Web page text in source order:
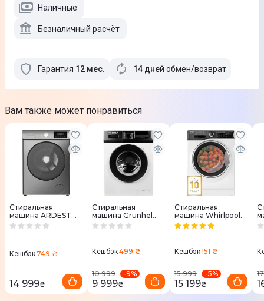
Наличные
Безналичный расчёт
Гарантия 12 мес. 14 дней обмен/возврат
Вам также может понравиться
Стиральная
машина ARDESTO
WMW-8103DGBD
Кешбэк749 ₴
14 999₴
Стиральная
машина Grunhelm
GWT-FN610D2WB
Кешбэк499 ₴
10 999 -9%
9 999₴
Стиральная
машина Whirlpool
WRBSB6228BUA
Кешбэк151 ₴
15 999 -5%
15 199₴